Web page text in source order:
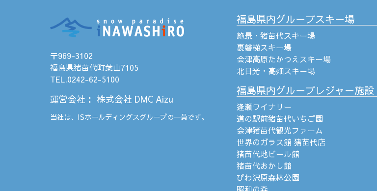
〒969-3102
福島県猪苗代町葉山7105
TEL.0242-62-5100
運営会社 ： 株式会社 DMC Aizu
当社は、 ISホールディングスグループの一員です。
福島県内グループスキー場
絶景・猪苗代スキー場
裏磐梯スキー場
会津高原たかつえスキー場
北日光・高畑スキー場
福島県内グループレジャー施設
逢瀬ワイナリー
道の駅前猪苗代いちご園
会津猪苗代観光ファーム
世界のガラス館 猪苗代店
猪苗代地ビール館
猪苗代おかし館
びわ沢原森林公園